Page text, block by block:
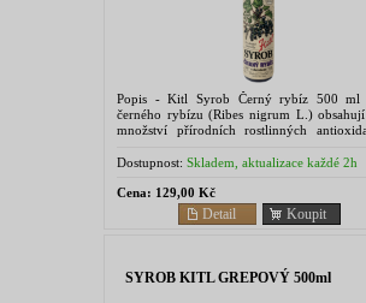
Popis - Kitl Syrob Černý rybíz 500 ml
černého rybízu (Ribes nigrum L.)
množství přírodních rostlinných
během druhé...
Dostupnost: Skladem, aktualizace každé 2h
Cena: 129,00 Kč
Koupit
Detail
SYROB KITL GREPOVÝ 500ml